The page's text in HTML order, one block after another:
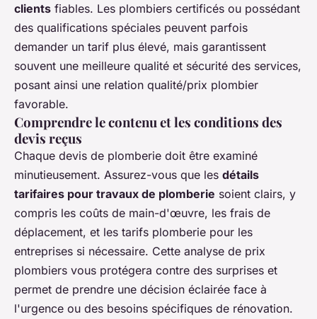
clients fiables. Les plombiers certificés ou possédant
des qualifications spéciales peuvent parfois
demander un tarif plus élevé, mais garantissent
souvent une meilleure qualité et sécurité des services,
posant ainsi une relation qualité/prix plombier
favorable.
Comprendre le contenu et les conditions des
devis reçus
Chaque devis de plomberie doit être examiné
minutieusement. Assurez-vous que les détails
tarifaires pour travaux de plomberie soient clairs, y
compris les coûts de main-d'œuvre, les frais de
déplacement, et les tarifs plomberie pour les
entreprises si nécessaire. Cette analyse de prix
plombiers vous protégera contre des surprises et
permet de prendre une décision éclairée face à
l'urgence ou des besoins spécifiques de rénovation.